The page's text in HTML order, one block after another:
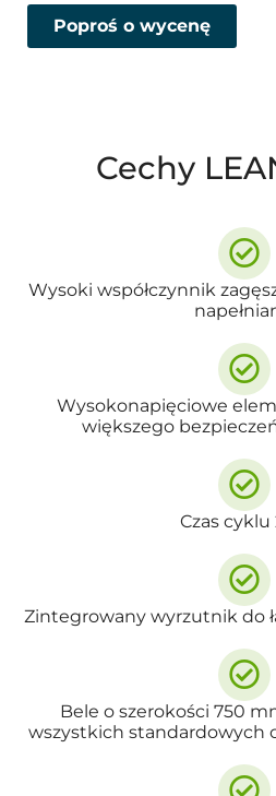
Poproś o wycenę
Cechy
Wysoki współczynnik
Wysokonapięciowe
większego
Czas cyklu
Zintegrowany wyrzutnik do
Bele o szerokości 750
wszystkich standardowych